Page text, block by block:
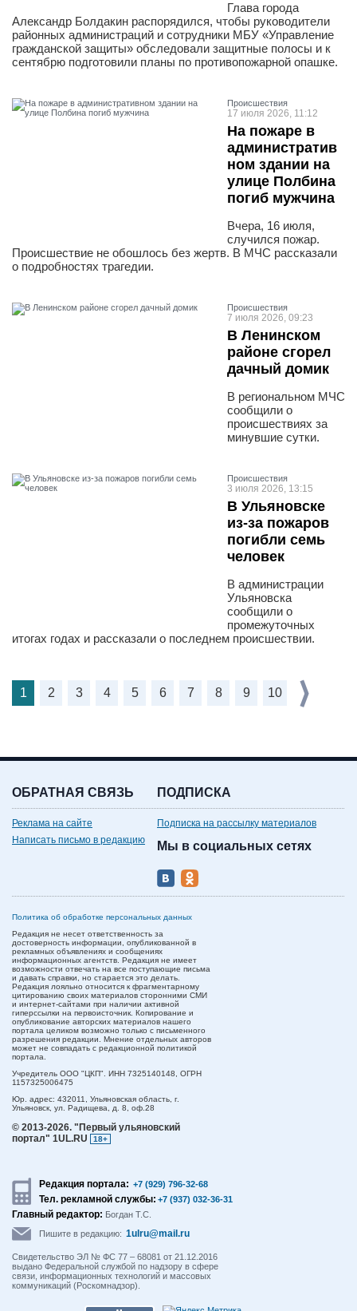
Глава города
Александр Болдакин распорядился, чтобы руководители
районных администраций и сотрудники МБУ «Управление
гражданской защиты» обследовали защитные полосы и к
сентябрю подготовили планы по противопожарной опашке.
Проиcшествия
17 июля 2026, 11:12
На пожаре в
административ
ном здании на
улице Полбина
погиб мужчина
Вчера, 16 июля,
случился пожар.
Происшествие не обошлось без жертв. В МЧС рассказали
о подробностях трагедии.
Проиcшествия
7 июля 2026, 09:23
В Ленинском
районе сгорел
дачный домик
В региональном МЧС
сообщили о
происшествиях за
минувшие сутки.
Проиcшествия
3 июля 2026, 13:15
В Ульяновске
из-за пожаров
погибли семь
человек
В администрации
Ульяновска
сообщили о
промежуточных
итогах годах и рассказали о последнем происшествии.
1 2 3 4 5 6 7 8 9 10
ОБРАТНАЯ СВЯЗЬ
Реклама на сайте
Написать письмо в редакцию
ПОДПИСКА
Подписка на рассылку материалов
Мы в социальных сетях
Политика об обработке персональных данных
Редакция не несет ответственность за
достоверность информации, опубликованной в
рекламных объявлениях и сообщениях
информационных агентств. Редакция не имеет
возможности отвечать на все поступающие письма
и давать справки, но старается это делать.
Редакция лояльно относится к фрагментарному
цитированию своих материалов сторонними СМИ
и интернет-сайтами при наличии активной
гиперссылки на первоисточник. Копирование и
опубликование авторских материалов нашего
портала целиком возможно только с письменного
разрешения редакции. Мнение отдельных авторов
может не совпадать с редакционной политикой
портала.
Учредитель ООО "ЦКП". ИНН 7325140148, ОГРН
1157325006475
Юр. адрес: 432011, Ульяновская область, г.
Ульяновск, ул. Радищева, д. 8, оф.28
© 2013-2026. "Первый ульяновский
портал" 1UL.RU
18+
Редакция портала: +7 (929) 796-32-68
Тел. рекламной службы: +7 (937) 032-36-31
Главный редактор: Богдан Т.С.
Пишите в редакцию: 1ulru@mail.ru
Свидетельство ЭЛ № ФС 77 – 68081 от 21.12.2016
выдано Федеральной службой по надзору в сфере
связи, информационных технологий и массовых
коммуникаций (Роскомнадзор).